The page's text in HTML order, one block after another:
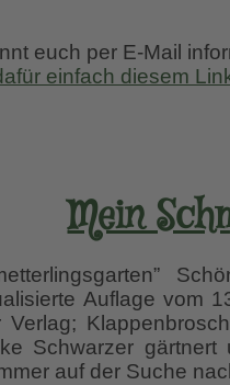
euch per E-Mail
einfach diesem
Mein
Auflage vom
Verlag;
Schwarzer
auf der Suche